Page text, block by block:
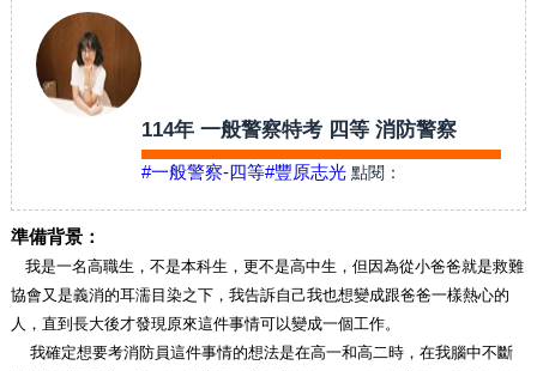
114年 一般警察特考 四等 消防警察
#一般警察-四等#豐原志光 點閱：
準備背景：
我是一名高職生，不是本科生，更不是高中生，但因為從小爸爸就是救難
協會又是義消的耳濡目染之下，我告訴自己我也想變成跟爸爸一樣熱心的
人，直到長大後才發現原來這件事情可以變成一個工作。
我確定想要考消防員這件事情的想法是在高一和高二時，在我腦中不斷